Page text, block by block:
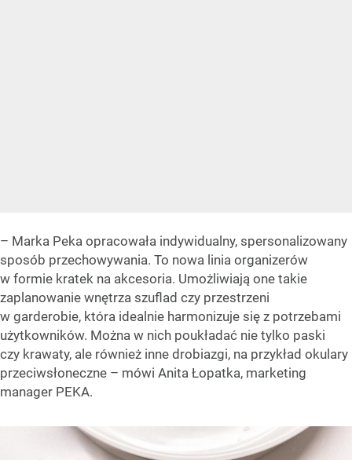
– Marka Peka opracowała indywidualny, spersonalizowany
sposób przechowywania. To nowa linia organizerów
w formie kratek na akcesoria. Umożliwiają one takie
zaplanowanie wnętrza szuflad czy przestrzeni
w garderobie, która idealnie harmonizuje się z potrzebami
użytkowników. Można w nich poukładać nie tylko paski
czy krawaty, ale również inne drobiazgi, na przykład okulary
przeciwsłoneczne – mówi Anita Łopatka, marketing
manager PEKA.